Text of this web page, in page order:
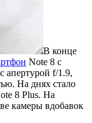
В конце
Note 8 с
апертурой f/1.9,
На днях стало
8 Plus. На
камеры вдобавок